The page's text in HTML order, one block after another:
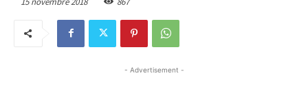
- Advertisement -